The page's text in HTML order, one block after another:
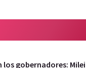
los gobernadores: Milei